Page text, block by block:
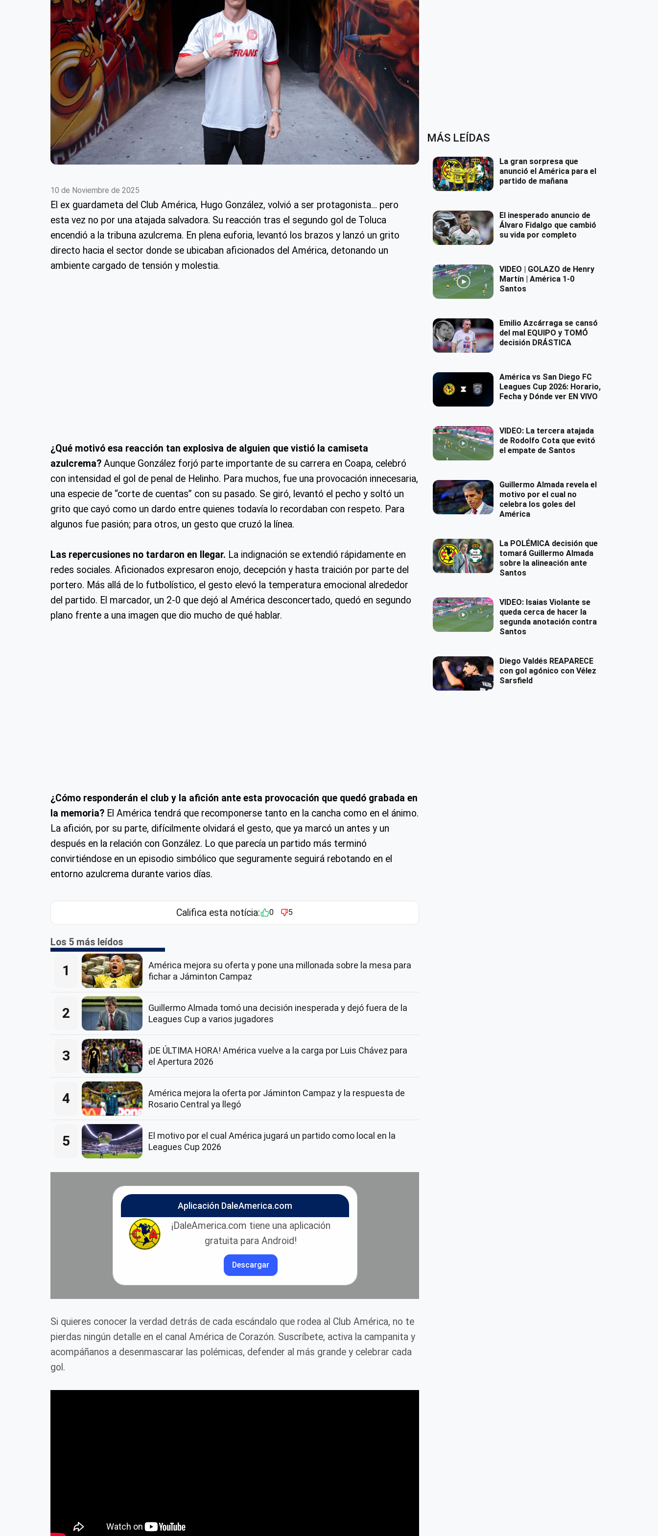
10 de Noviembre de 2025
El ex guardameta del Club América, Hugo González, volvió a ser protagonista… pero
esta vez no por una atajada salvadora. Su reacción tras el segundo gol de Toluca
encendió a la tribuna azulcrema. En plena euforia, levantó los brazos y lanzó un grito
directo hacia el sector donde se ubicaban aficionados del América, detonando un
ambiente cargado de tensión y molestia.
¿Qué motivó esa reacción tan explosiva de alguien que vistió la camiseta
azulcrema? Aunque González forjó parte importante de su carrera en Coapa, celebró
con intensidad el gol de penal de Helinho. Para muchos, fue una provocación innecesaria,
una especie de “corte de cuentas” con su pasado. Se giró, levantó el pecho y soltó un
grito que cayó como un dardo entre quienes todavía lo recordaban con respeto. Para
algunos fue pasión; para otros, un gesto que cruzó la línea.
Las repercusiones no tardaron en llegar. La indignación se extendió rápidamente en
redes sociales. Aficionados expresaron enojo, decepción y hasta traición por parte del
portero. Más allá de lo futbolístico, el gesto elevó la temperatura emocional alrededor
del partido. El marcador, un 2-0 que dejó al América desconcertado, quedó en segundo
plano frente a una imagen que dio mucho de qué hablar.
¿Cómo responderán el club y la afición ante esta provocación que quedó grabada en
la memoria? El América tendrá que recomponerse tanto en la cancha como en el ánimo.
La afición, por su parte, difícilmente olvidará el gesto, que ya marcó un antes y un
después en la relación con González. Lo que parecía un partido más terminó
convirtiéndose en un episodio simbólico que seguramente seguirá rebotando en el
entorno azulcrema durante varios días.
Califica esta notícia: 0 5
Los 5 más leídos
1
América mejora su oferta y pone una millonada sobre la mesa para
fichar a Jáminton Campaz
2
Guillermo Almada tomó una decisión inesperada y dejó fuera de la
Leagues Cup a varios jugadores
3
¡DE ÚLTIMA HORA! América vuelve a la carga por Luis Chávez para
el Apertura 2026
4
América mejora la oferta por Jáminton Campaz y la respuesta de
Rosario Central ya llegó
5
El motivo por el cual América jugará un partido como local en la
Leagues Cup 2026
Aplicación DaleAmerica.com
¡DaleAmerica.com tiene una aplicación
gratuita para Android!
Descargar
Si quieres conocer la verdad detrás de cada escándalo que rodea al Club América, no te
pierdas ningún detalle en el canal América de Corazón. Suscríbete, activa la campanita y
acompáñanos a desenmascarar las polémicas, defender al más grande y celebrar cada
gol.
MÁS LEÍDAS
La gran sorpresa que
anunció el América para el
partido de mañana
El inesperado anuncio de
Álvaro Fidalgo que cambió
su vida por completo
VIDEO | GOLAZO de Henry
Martín | América 1-0
Santos
Emilio Azcárraga se cansó
del mal EQUIPO y TOMÓ
decisión DRÁSTICA
América vs San Diego FC
Leagues Cup 2026: Horario,
Fecha y Dónde ver EN VIVO
VIDEO: La tercera atajada
de Rodolfo Cota que evitó
el empate de Santos
Guillermo Almada revela el
motivo por el cual no
celebra los goles del
América
La POLÉMICA decisión que
tomará Guillermo Almada
sobre la alineación ante
Santos
VIDEO: Isaias Violante se
queda cerca de hacer la
segunda anotación contra
Santos
Diego Valdés REAPARECE
con gol agónico con Vélez
Sarsfield